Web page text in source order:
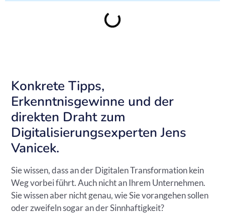
Konkrete Tipps,
Erkenntnisgewinne und der
direkten Draht zum
Digitalisierungsexperten Jens
Vanicek.
Sie wissen, dass an der Digitalen Transformation kein
Weg vorbei führt. Auch nicht an Ihrem Unternehmen.
Sie wissen aber nicht genau, wie Sie vorangehen sollen
oder zweifeln sogar an der Sinnhaftigkeit?